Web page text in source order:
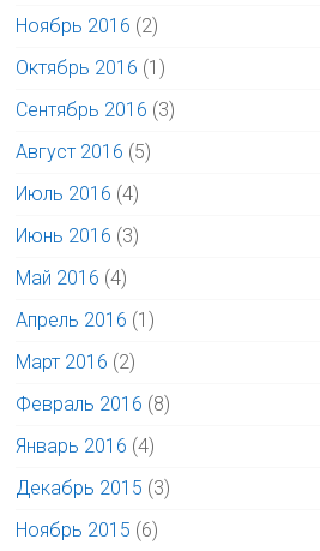
Ноябрь 2016 (2)
Октябрь 2016 (1)
Сентябрь 2016 (3)
Август 2016 (5)
Июль 2016 (4)
Июнь 2016 (3)
Май 2016 (4)
Апрель 2016 (1)
Март 2016 (2)
Февраль 2016 (8)
Январь 2016 (4)
Декабрь 2015 (3)
Ноябрь 2015 (6)